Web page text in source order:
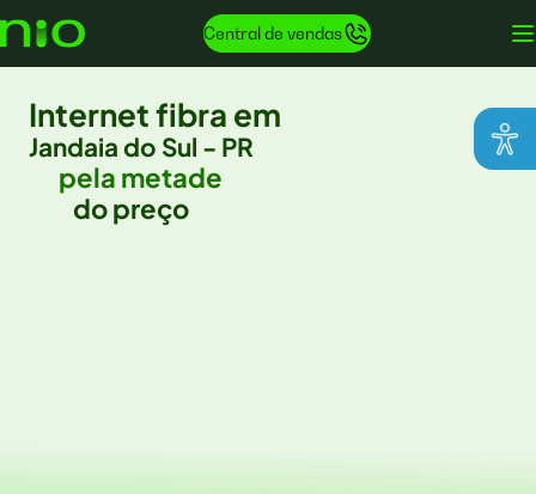
Central de vendas
Internet fibra em
Jandaia do Sul - PR
pela metade
do preço